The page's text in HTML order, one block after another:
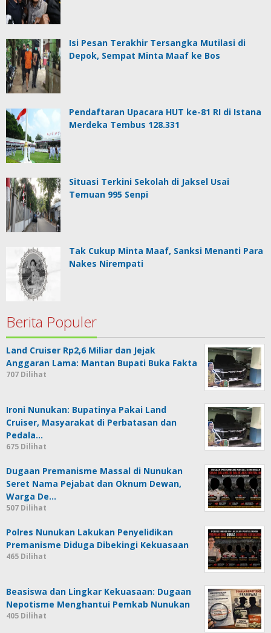
Isi Pesan Terakhir Tersangka Mutilasi di
Depok, Sempat Minta Maaf ke Bos
Pendaftaran Upacara HUT ke-81 RI di Istana
Merdeka Tembus 128.331
Situasi Terkini Sekolah di Jaksel Usai
Temuan 995 Senpi
Tak Cukup Minta Maaf, Sanksi Menanti Para
Nakes Nirempati
Berita Populer
Land Cruiser Rp2,6 Miliar dan Jejak
Anggaran Lama: Mantan Bupati Buka Fakta
707 Dilihat
Ironi Nunukan: Bupatinya Pakai Land
Cruiser, Masyarakat di Perbatasan dan
Pedala…
675 Dilihat
Dugaan Premanisme Massal di Nunukan
Seret Nama Pejabat dan Oknum Dewan,
Warga De…
507 Dilihat
Polres Nunukan Lakukan Penyelidikan
Premanisme Diduga Dibekingi Kekuasaan
465 Dilihat
Beasiswa dan Lingkar Kekuasaan: Dugaan
Nepotisme Menghantui Pemkab Nunukan
405 Dilihat